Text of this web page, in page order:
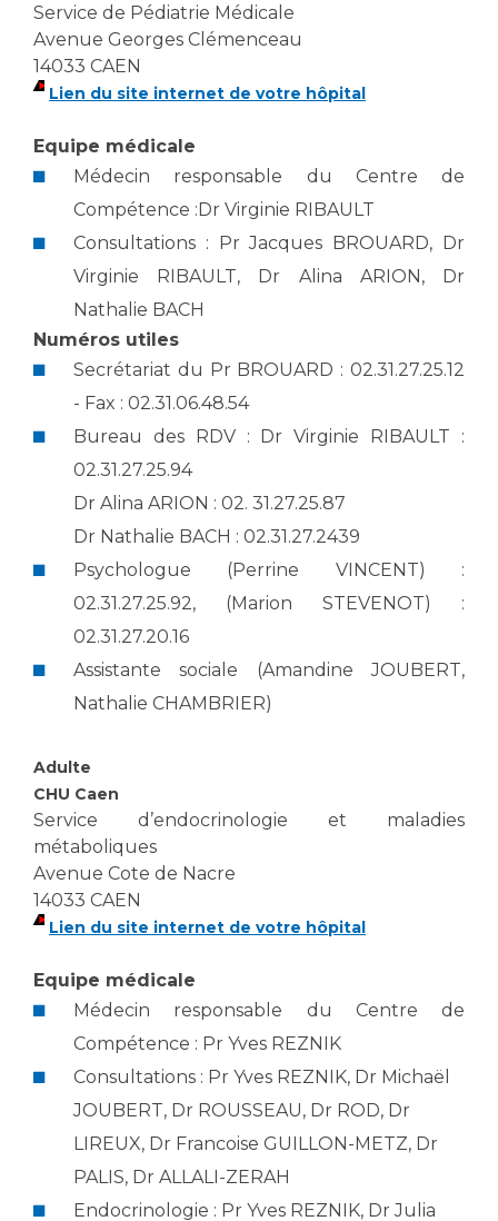
Salon des familles
Transports sanitaires
Vos droits, vos devoirs
Handicap
Handi 13
Pôle Médecine Physique et Réadaptation
Accueil sourds et malentendants
Charte Romain Jacob
Mouvement Parcours Handicap 13
Activité physique
Cancer
Médecine nucléaire
Maladies rares
Maternité Hôpital Nord
Vos représentants
La Commission Des Usagers (CDU)
Le projet des usagers
Qualité
Nos indicateurs qualité et de sécurité des soins
Les structures de recherche
Écoles et Instituts de Formation
Plateforme des internes
Professionnels de santé
Adresser un patient
Réseaux de soins
Adresser un examen au Laboratoire de Biologie
Médicale
Radiologie / Imagerie
Cancérologie
Les pôles d'activité médicale
Anatomie et Cytologie Pathologiques
Adresser un examen au Laboratoire d'Infectiologie
Centres de référence Maladies Rares
Presse / Multimédia
Communiqués de presse
Dossiers de presse
Médiathèque
Fournisseurs
Rôles et missions
Liste des marchés conclus
Documents utiles
Service de Pédiatrie Médicale
Avenue Georges Clémenceau
14033 CAEN
Lien du site internet de votre hôpital
Equipe médicale
Médecin responsable du Centre de
Compétence :Dr Virginie RIBAULT
Consultations : Pr Jacques BROUARD, Dr
Virginie RIBAULT, Dr Alina ARION, Dr
Nathalie BACH
Numéros utiles
Secrétariat du Pr BROUARD : 02.31.27.25.12
- Fax : 02.31.06.48.54
Bureau des RDV : Dr Virginie RIBAULT :
02.31.27.25.94
Dr Alina ARION : 02. 31.27.25.87
Dr Nathalie BACH : 02.31.27.2439
Psychologue (Perrine VINCENT) :
02.31.27.25.92, (Marion STEVENOT) :
02.31.27.20.16
Assistante sociale (Amandine JOUBERT,
Nathalie CHAMBRIER)
Adulte
CHU Caen
Service d’endocrinologie et maladies
métaboliques
Avenue Cote de Nacre
14033 CAEN
Lien du site internet de votre hôpital
Equipe médicale
Médecin responsable du Centre de
Compétence : Pr Yves REZNIK
Consultations : Pr Yves REZNIK, Dr Michaël
JOUBERT, Dr ROUSSEAU, Dr ROD, Dr
LIREUX, Dr Francoise GUILLON-METZ, Dr
PALIS, Dr ALLALI-ZERAH
Endocrinologie : Pr Yves REZNIK, Dr Julia